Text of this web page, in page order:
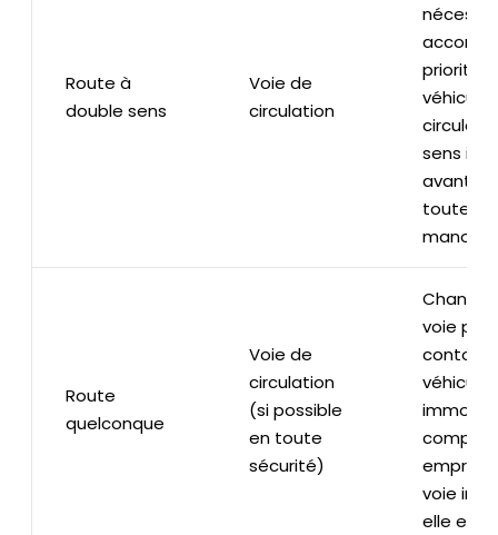
Route à
double sens
Voie de
circulation
priorité
véhicules
circulant
sens
avant
toute
Route
quelconque
Voie de
circulation
(si possible
en toute
sécurité)
voie pour
véhicule
compris
voie
elle est